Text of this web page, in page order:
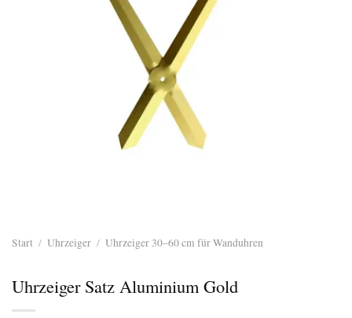
Start / Uhrzeiger / Uhrzeiger 30–60 cm für Wanduhren
Uhrzeiger Satz Aluminium Gold